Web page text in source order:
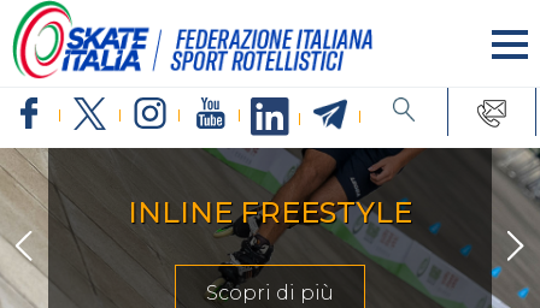
INLINE FREESTYLE
Scopri di più